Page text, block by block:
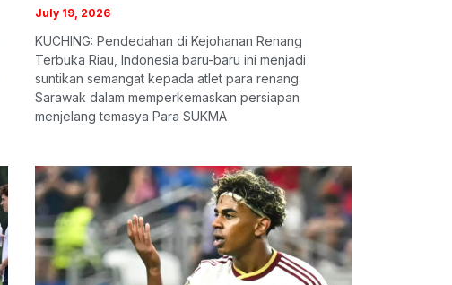
July 19, 2026
KUCHING: Pendedahan di Kejohanan Renang
Terbuka Riau, Indonesia baru-baru ini menjadi
suntikan semangat kepada atlet para renang
Sarawak dalam memperkemaskan persiapan
menjelang temasya Para SUKMA